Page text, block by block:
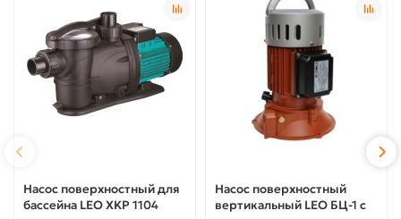
Насос поверхностный для
бассейна LEO XKP 1104
Насос поверхностный
вертикальный LEO БЦ-1 с